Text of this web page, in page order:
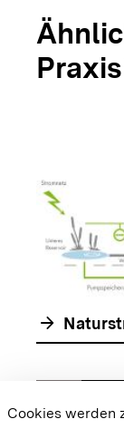
arrow_forward
Zur chevron_right
Cookies werden